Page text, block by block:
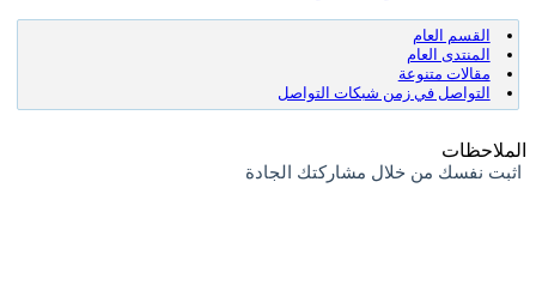
القسم العام
المنتدى العام
مقالات متنوعة
التواصل في زمن شبكات التواصل
الملاحظات
اثبت نفسك من خلال مشاركتك الجادة